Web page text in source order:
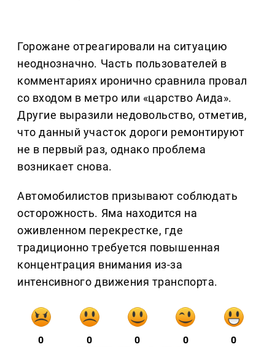
Горожане отреагировали на ситуацию
неоднозначно. Часть пользователей в
комментариях иронично сравнила провал
со входом в метро или «царство Аида».
Другие выразили недовольство, отметив,
что данный участок дороги ремонтируют
не в первый раз, однако проблема
возникает снова.
Автомобилистов призывают соблюдать
осторожность. Яма находится на
оживленном перекрестке, где
традиционно требуется повышенная
концентрация внимания из-за
интенсивного движения транспорта.
0 0 0 0 0